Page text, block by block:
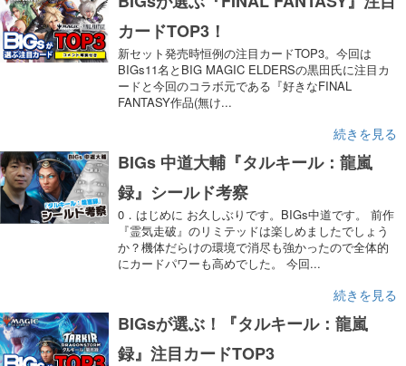
カードTOP3！
新セット発売時恒例の注目カードTOP3。今回は
BIGs11名とBIG MAGIC ELDERSの黒田氏に注目カ
ードと今回のコラボ元である『好きなFINAL
FANTASY作品(無け...
続きを見る
BIGs 中道大輔『タルキール：龍嵐
録』シールド考察
0．はじめに お久しぶりです。BIGs中道です。 前作
『霊気走破』のリミテッドは楽しめましたでしょう
か？機体だらけの環境で消尽も強かったので全体的
にカードパワーも高めでした。 今回...
続きを見る
BIGsが選ぶ！『タルキール：龍嵐
録』注目カードTOP3